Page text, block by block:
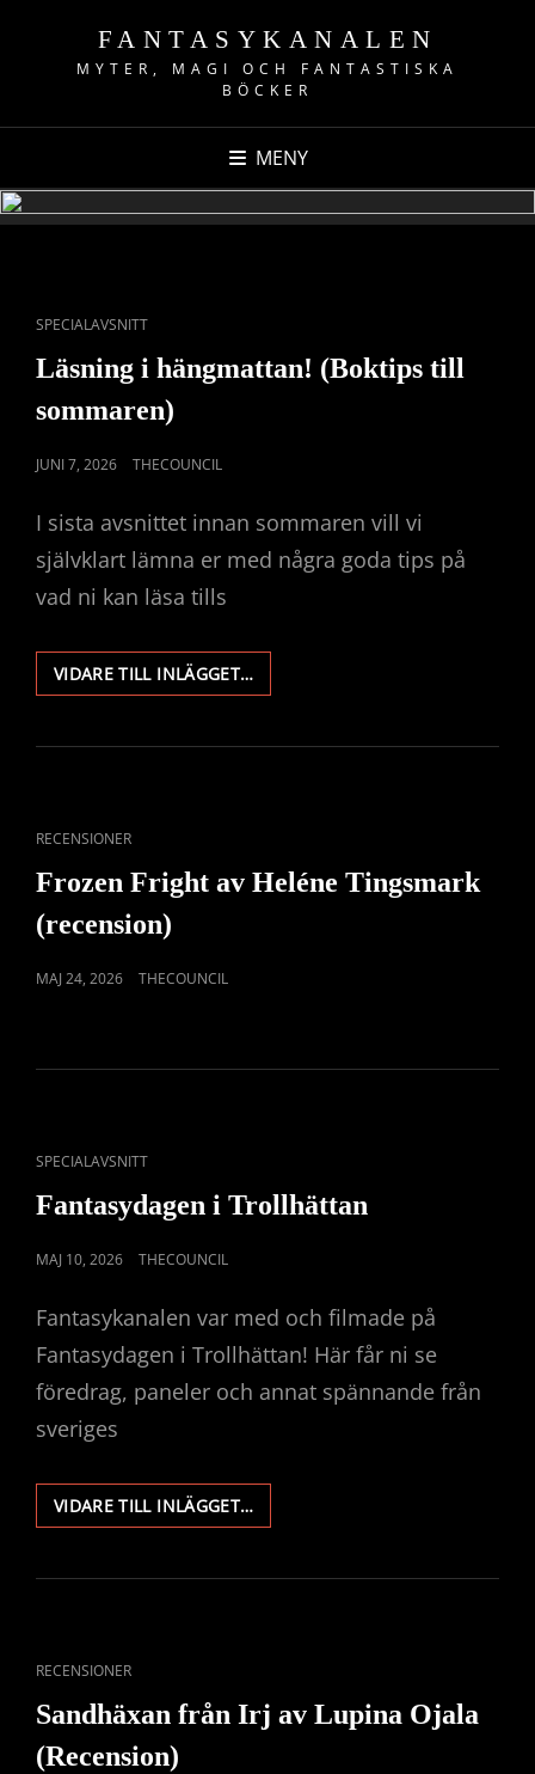
FANTASYKANALEN
MYTER, MAGI OCH FANTASTISKA
BÖCKER
MENY
CAT
LINKS
SPECIALAVSNITT
Läsning i hängmattan! (Boktips till
sommaren)
PUBLICERAT
JUNI 7, 2026 THECOUNCIL
I sista avsnittet innan sommaren vill vi
självklart lämna er med några goda tips på
vad ni kan läsa tills
VIDARE TILL INLÄGGET…LÄSNING
I
(BOKTIPS
CAT
LINKS
RECENSIONER
Frozen Fright av Heléne Tingsmark
(recension)
PUBLICERAT
MAJ 24, 2026 THECOUNCIL
CAT
LINKS
SPECIALAVSNITT
Fantasydagen i Trollhättan
PUBLICERAT
MAJ 10, 2026 THECOUNCIL
Fantasykanalen var med och filmade på
Fantasydagen i Trollhättan! Här får ni se
föredrag, paneler och annat spännande från
sveriges
VIDARE TILL INLÄGGET…FANTASYDAGEN
I
CAT
LINKS
RECENSIONER
Sandhäxan från Irj av Lupina Ojala
(Recension)